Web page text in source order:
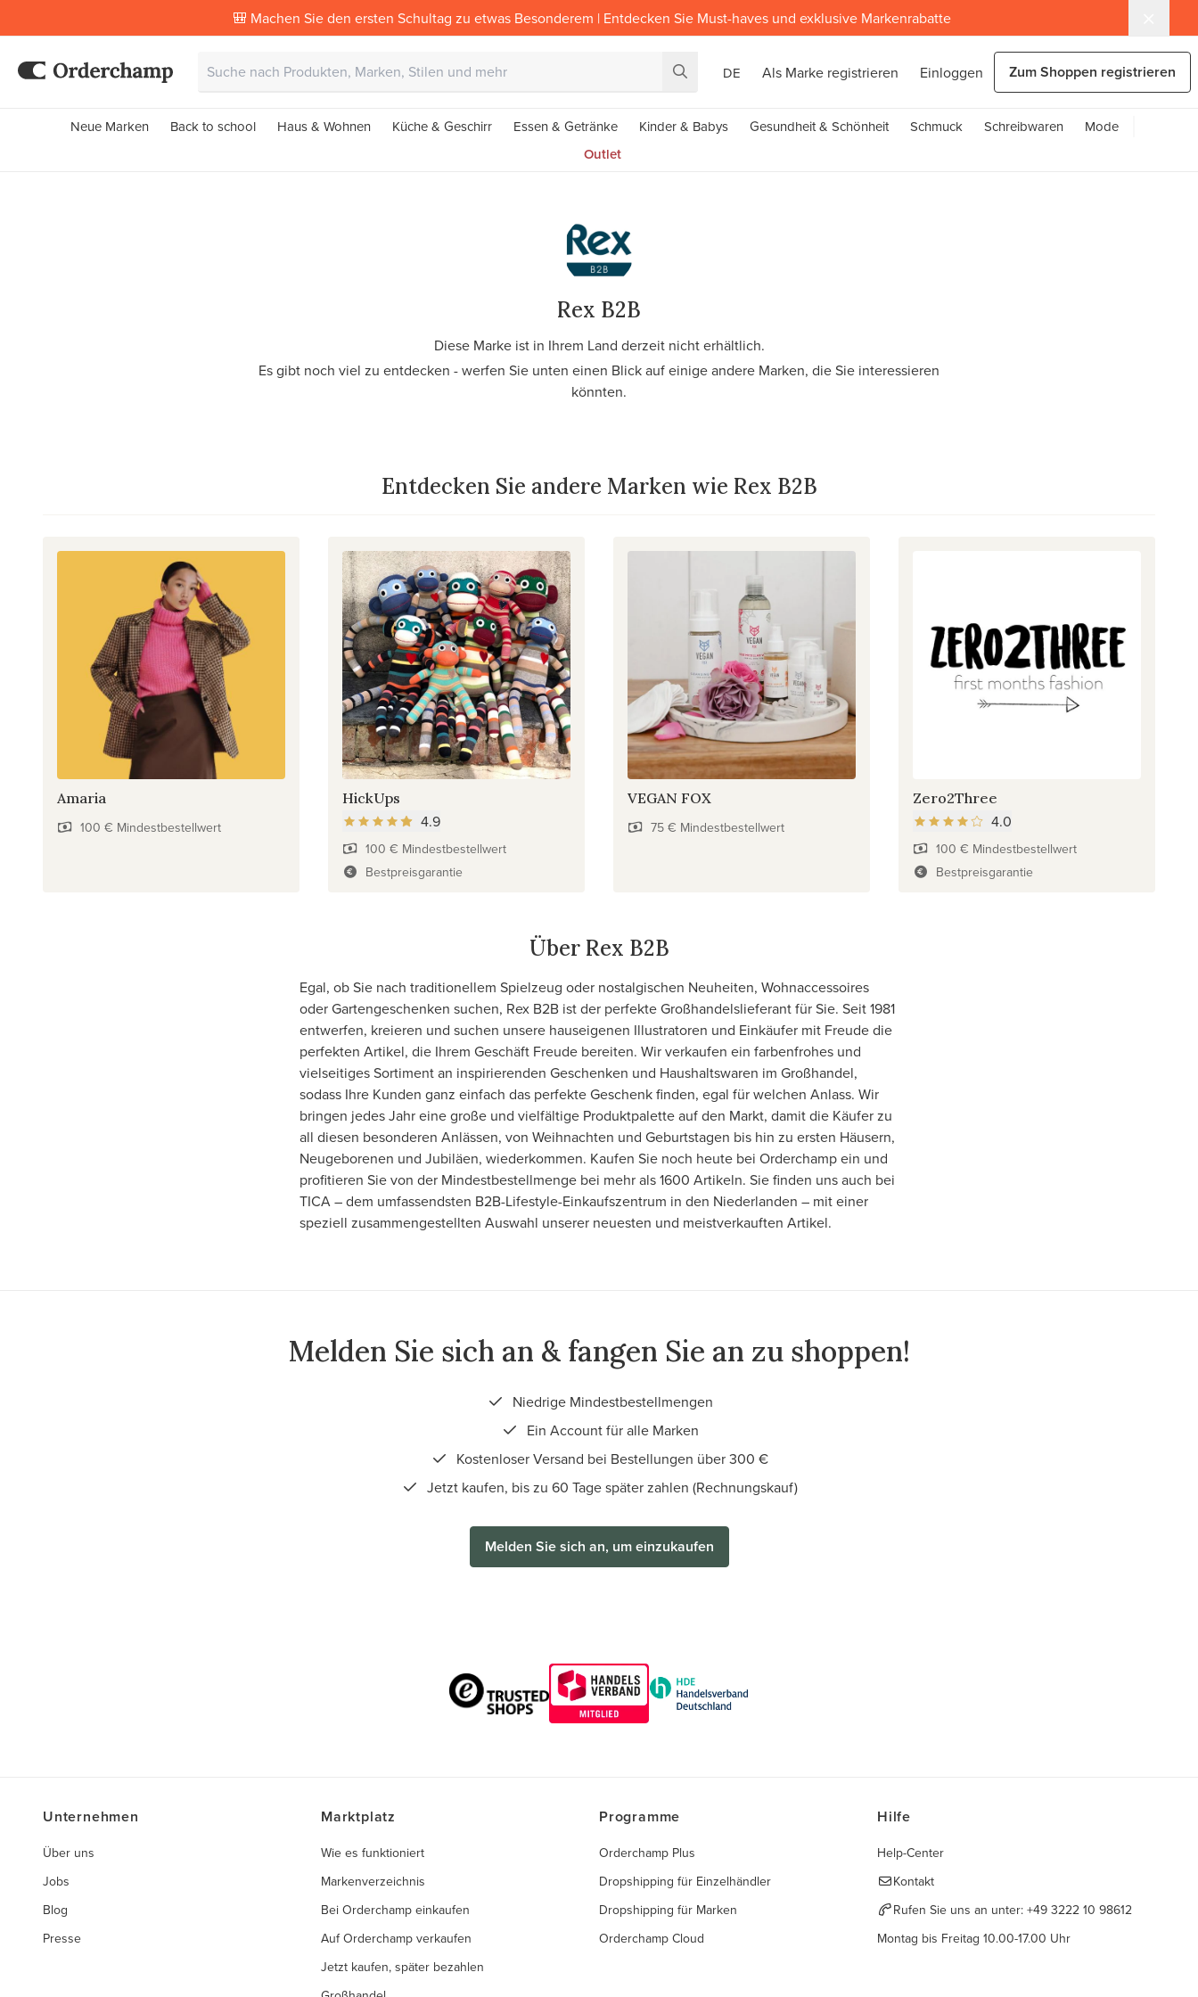
🎒 Machen Sie den ersten Schultag zu etwas Besonderem | Entdecken Sie Must-haves und exklusive Markenrabatte
DE Als Marke registrieren Einloggen Zum Shoppen registrieren
Neue Marken Back to school Haus & Wohnen Küche & Geschirr Essen & Getränke Kinder & Babys Gesundheit & Schönheit Schmuck Schreibwaren
Mode
Outlet
Rex B2B
Diese Marke ist in Ihrem Land derzeit nicht erhältlich.
Es gibt noch viel zu entdecken - werfen Sie unten einen Blick auf einige andere Marken, die Sie interessieren
könnten.
Entdecken Sie andere Marken wie Rex B2B
Amaria
100 € Mindestbestellwert
HickUps
4.9
100 € Mindestbestellwert
Bestpreisgarantie
VEGAN FOX
75 € Mindestbestellwert
Zero2Three
4.0
100 € Mindestbestellwert
Bestpreisgarantie
Über Rex B2B
Egal, ob Sie nach traditionellem Spielzeug oder nostalgischen Neuheiten, Wohnaccessoires
oder Gartengeschenken suchen, Rex B2B ist der perfekte Großhandelslieferant für Sie. Seit 1981
entwerfen, kreieren und suchen unsere hauseigenen Illustratoren und Einkäufer mit Freude die
perfekten Artikel, die Ihrem Geschäft Freude bereiten. Wir verkaufen ein farbenfrohes und
vielseitiges Sortiment an inspirierenden Geschenken und Haushaltswaren im Großhandel,
sodass Ihre Kunden ganz einfach das perfekte Geschenk finden, egal für welchen Anlass. Wir
bringen jedes Jahr eine große und vielfältige Produktpalette auf den Markt, damit die Käufer zu
all diesen besonderen Anlässen, von Weihnachten und Geburtstagen bis hin zu ersten Häusern,
Neugeborenen und Jubiläen, wiederkommen. Kaufen Sie noch heute bei Orderchamp ein und
profitieren Sie von der Mindestbestellmenge bei mehr als 1600 Artikeln. Sie finden uns auch bei
TICA – dem umfassendsten B2B-Lifestyle-Einkaufszentrum in den Niederlanden – mit einer
speziell zusammengestellten Auswahl unserer neuesten und meistverkauften Artikel.
Melden Sie sich an & fangen Sie an zu shoppen!
Niedrige Mindestbestellmengen
Ein Account für alle Marken
Kostenloser Versand bei Bestellungen über 300 €
Jetzt kaufen, bis zu 60 Tage später zahlen (Rechnungskauf)
Melden Sie sich an, um einzukaufen
Unternehmen
Über uns
Jobs
Blog
Presse
Marktplatz
Wie es funktioniert
Markenverzeichnis
Bei Orderchamp einkaufen
Auf Orderchamp verkaufen
Jetzt kaufen, später bezahlen
Programme
Orderchamp Plus
Dropshipping für Einzelhändler
Dropshipping für Marken
Orderchamp Cloud
Hilfe
Help-Center
Kontakt
Rufen Sie uns an unter: +49 3222 10 98612
Montag bis Freitag 10.00-17.00 Uhr